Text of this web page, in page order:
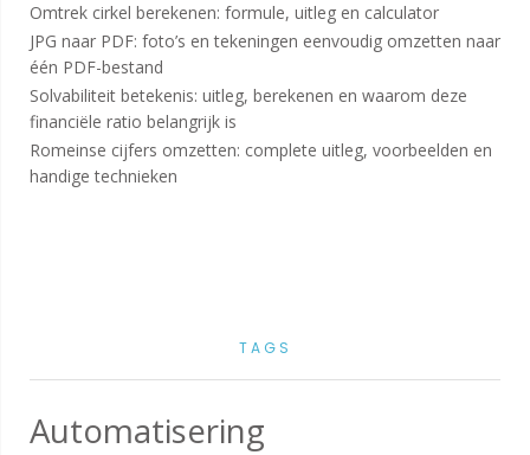
Omtrek cirkel berekenen: formule, uitleg en calculator
JPG naar PDF: foto’s en tekeningen eenvoudig omzetten naar
één PDF-bestand
Solvabiliteit betekenis: uitleg, berekenen en waarom deze
financiële ratio belangrijk is
Romeinse cijfers omzetten: complete uitleg, voorbeelden en
handige technieken
TAGS
Automatisering